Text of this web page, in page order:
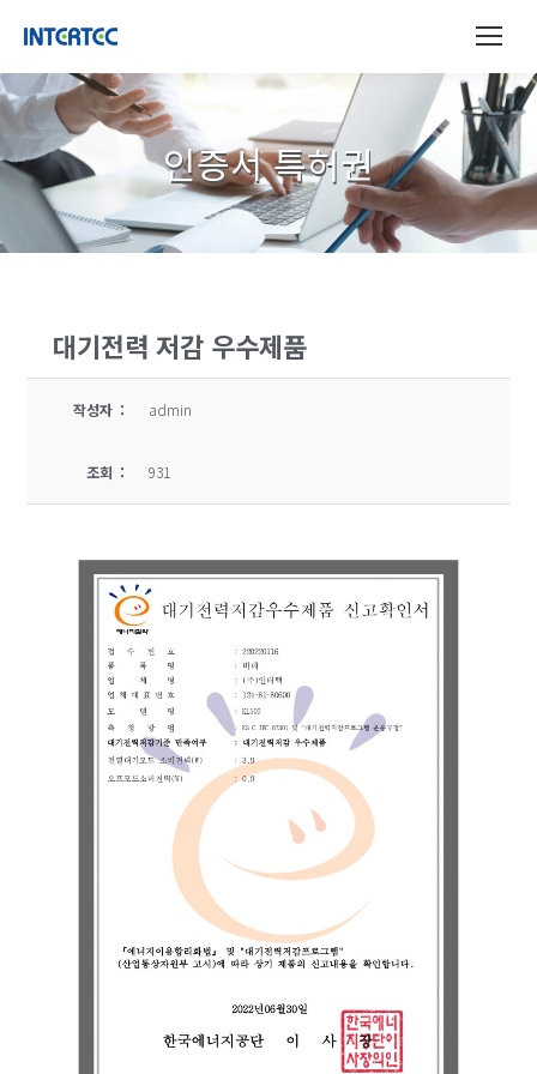
인증서 특허권
대기전력 저감 우수제품
작성자 : admin
조회 : 931